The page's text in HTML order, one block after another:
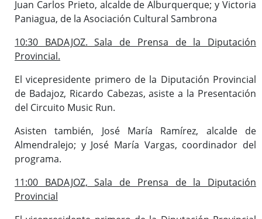
Juan Carlos Prieto, alcalde de Alburquerque; y Victoria
Paniagua, de la Asociación Cultural Sambrona
10:30 BADAJOZ. Sala de Prensa de la Diputación
Provincial.
El vicepresidente primero de la Diputación Provincial
de Badajoz, Ricardo Cabezas, asiste a la Presentación
del Circuito Music Run.
Asisten también, José María Ramírez, alcalde de
Almendralejo; y José María Vargas, coordinador del
programa.
11:00 BADAJOZ, Sala de Prensa de la Diputación
Provincial